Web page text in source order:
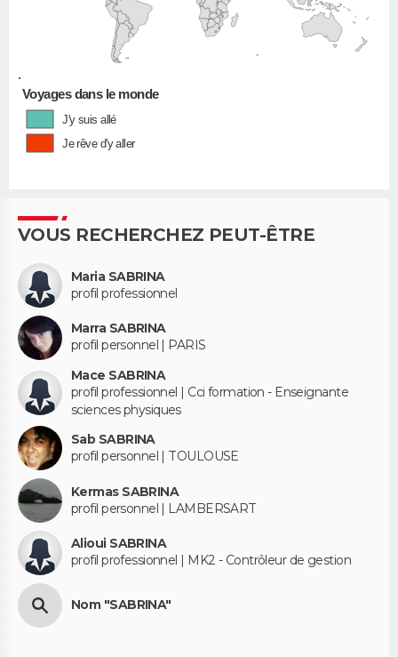
•
Voyages dans le monde
J'y suis allé
Je rêve d'y aller
VOUS RECHERCHEZ PEUT-ÊTRE
Maria SABRINA
profil professionnel
Marra SABRINA
profil personnel | PARIS
Mace SABRINA
profil professionnel | Cci formation - Enseignante
sciences physiques
Sab SABRINA
profil personnel | TOULOUSE
Kermas SABRINA
profil personnel | LAMBERSART
Alioui SABRINA
profil professionnel | MK2 - Contrôleur de gestion
Nom "SABRINA"